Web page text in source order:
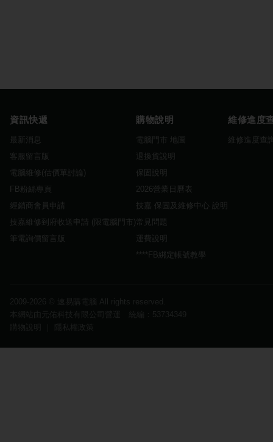
資訊快遞
最新消息
客服留言版
電腦維修(估價單討論)
FB粉絲專頁
經銷商會員申請
技嘉維修到府收送申請 (限電腦門市)
筆電詢價留言版
購物說明
電腦門市 地圖
退換貨說明
保固說明
2026營業日曆表
技嘉 保固及維修中心 說明
常見問題
運費說明
****FB綁定帳號教學
維修進度
維修進度查